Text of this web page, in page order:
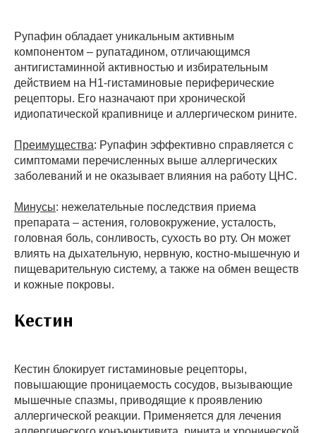
Рупафин обладает уникальным активным
компонентом – рупатадином, отличающимся
антигистаминной активностью и избирательным
действием на Н1-гистаминовые периферические
рецепторы. Его назначают при хронической
идиопатической крапивнице и аллергическом рините.
Преимущества: Рупафин эффективно справляется с
симптомами перечисленных выше аллергических
заболеваний и не оказывает влияния на работу ЦНС.
Минусы: нежелательные последствия приема
препарата – астения, головокружение, усталость,
головная боль, сонливость, сухость во рту. Он может
влиять на дыхательную, нервную, костно-мышечную и
пищеварительную систему, а также на обмен веществ
и кожные покровы.
Кестин
Кестин блокирует гистаминовые рецепторы,
повышающие проницаемость сосудов, вызывающие
мышечные спазмы, приводящие к проявлению
аллергической реакции. Применяется для лечения